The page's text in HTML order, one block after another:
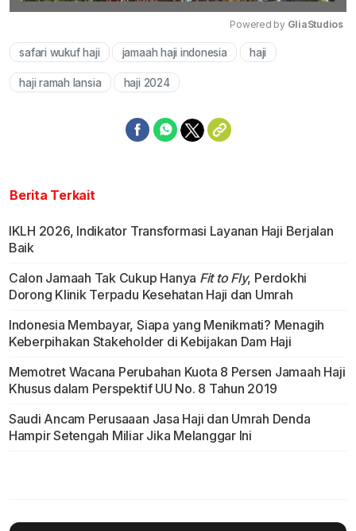
Powered by GliaStudios
safari wukuf haji jamaah haji indonesia haji
haji ramah lansia haji 2024
Berita Terkait
IKLH 2026, Indikator Transformasi Layanan Haji Berjalan
Baik
Calon Jamaah Tak Cukup Hanya Fit to Fly, Perdokhi
Dorong Klinik Terpadu Kesehatan Haji dan Umrah
Indonesia Membayar, Siapa yang Menikmati? Menagih
Keberpihakan Stakeholder di Kebijakan Dam Haji
Memotret Wacana Perubahan Kuota 8 Persen Jamaah Haji
Khusus dalam Perspektif UU No. 8 Tahun 2019
Saudi Ancam Perusaaan Jasa Haji dan Umrah Denda
Hampir Setengah Miliar Jika Melanggar Ini